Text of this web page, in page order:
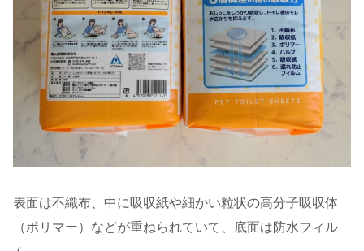
表面は不織布、中に吸収紙や細かい粒状の高分子吸収体
（ポリマー）などが重ねられていて、底面は防水フィル